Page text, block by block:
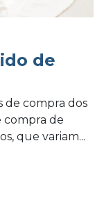
de
de compra dos
compra de
que variam...